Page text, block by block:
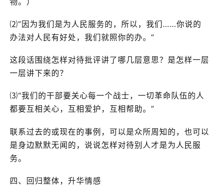
⑵”因为我们是为人民服务的，所以，我们……你说的
办法对人民有好处，我们就照你的办。”
这段话围绕怎样对待批评讲了哪几层意思？是怎样一层
一层讲下来的？
⑶“我们的干部要关心每一个战士，一切革命队伍的人
都要互相关心，互相爱护，互相帮助。”
联系过去的或现在的事例，可以是众所周知的，也可以
是身边默默无闻的，说说怎样对待别人才是为人民服
务。
四、回归整体，升华情感